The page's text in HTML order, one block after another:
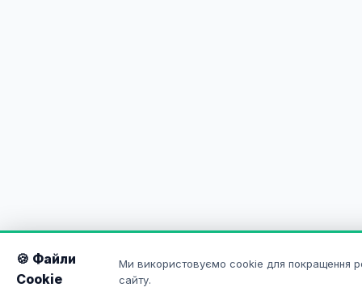
🍪 Файли
Cookie
Ми використовуємо cookie для покращення
сайту.